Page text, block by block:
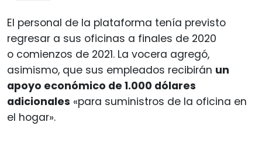
El personal de la plataforma tenía previsto
regresar a sus oficinas a finales de 2020
o comienzos de 2021. La vocera agregó,
asimismo, que sus empleados recibirán un
apoyo económico de 1.000 dólares
adicionales «para suministros de la oficina en
el hogar».